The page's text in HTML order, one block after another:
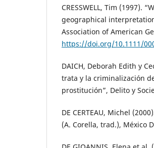
CRESSWELL, Tim (1997).
geographical
Association of American
https://doi.org/10.1111/
DAICH, Deborah Edith y
trata y la criminalización
prostitución”, Delito y
DE CERTEAU, Michel
(A. Corella, trad.), México